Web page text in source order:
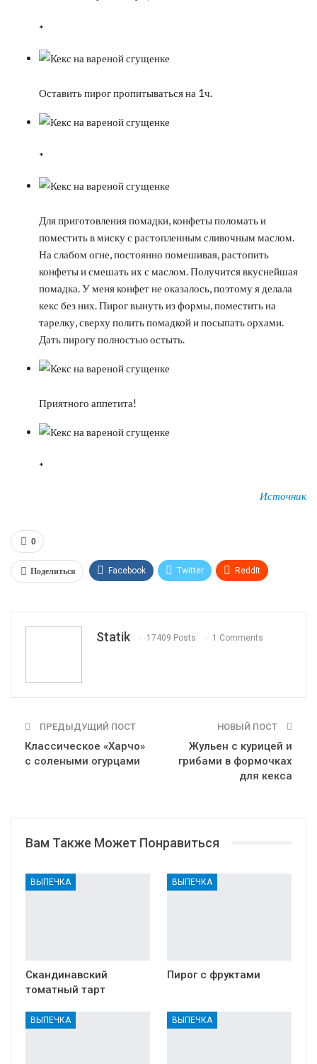
*
Оставить пирог пропитываться на 1ч.
*
Для приготовления помадки, конфеты поломать и
поместить в миску с растопленным сливочным маслом.
На слабом огне, постоянно помешивая, растопить
конфеты и смешать их с маслом. Получится вкуснейшая
помадка. У меня конфет не оказалось, поэтому я делала
кекс без них. Пирог вынуть из формы, поместить на
тарелку, сверху полить помадкой и посыпать орхами.
Дать пирогу полностью остыть.
Приятного аппетита!
*
Источник
0
Поделиться Facebook Twitter ReddIt
Statik 17409 Posts 1 Comments
ПРЕДЫДУЩИЙ ПОСТ
Классическое «Харчо»
с солеными огурцами
НОВЫЙ ПОСТ
Жульен с курицей и
грибами в формочках
для кекса
Вам Также Может Понравиться
ВЫПЕЧКА
Скандинавский
томатный тарт
ВЫПЕЧКА
Пирог с фруктами
ВЫПЕЧКА ВЫПЕЧКА